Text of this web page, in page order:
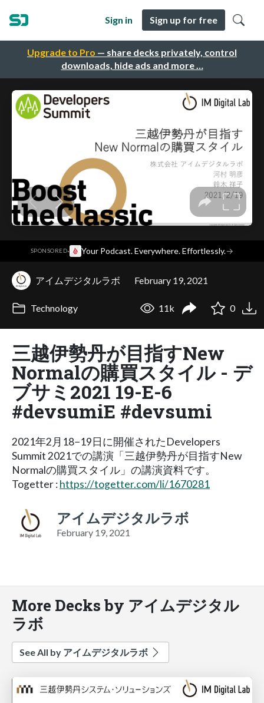
Upgrade to Pro — share decks privately, control
downloads, hide ads and more …
Sign in Sign up for free
SPONSORED· Your Podcast. Everywhere. Effortlessly.→
アイムデジタルラボ February 19, 2021
Technology 11k 0
三越伊勢丹が目指すNew
Normalの購買スタイル - デ
ブサミ2021 19-E-6
#devsumiE #devsumi
2021年2月18−19日に開催されたDevelopers
Summit 2021での講演「三越伊勢丹が目指すNew
Normalの購買スタイル」の講演資料です。
Togetter :https://togetter.com/li/1670281
アイムデジタルラボ
February 19, 2021
More Decks by アイムデジタル
ラボ
See All by アイムデジタルラボ